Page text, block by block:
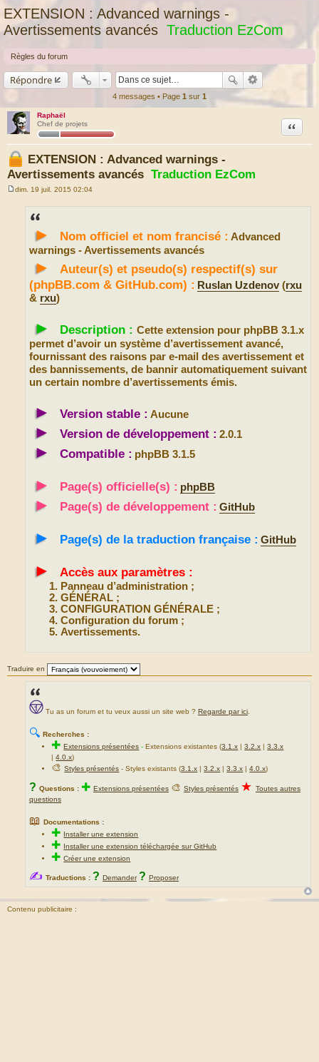
EXTENSION : Advanced warnings -
Avertissements avancés Traduction EzCom
Règles du forum
Répondre
4 messages • Page 1 sur 1
Raphaël
Chef de projets
EXTENSION : Advanced warnings -
Avertissements avancés Traduction EzCom
Citation
dim. 19 juil. 2015 02:04
► Nom officiel et nom francisé : Advanced
warnings - Avertissements avancés
►
Auteur(s) et pseudo(s) respectif(s) sur
(phpBB.com & GitHub.com) : Ruslan Uzdenov (rxu
& rxu)
► Description : Cette extension pour phpBB 3.1.x
permet d’avoir un système d’avertissement avancé,
fournissant des raisons par e-mail des avertissement et
des bannissements, de bannir automatiquement suivant
un certain nombre d’avertissements émis.
► Version stable : Aucune
► Version de développement : 2.0.1
► Compatible : phpBB 3.1.5
► Page(s) officielle(s) : phpBB
► Page(s) de développement : GitHub
► Page(s) de la traduction française : GitHub
► Accès aux paramètres :
Panneau d’administration ;
GÉNÉRAL ;
CONFIGURATION GÉNÉRALE ;
Configuration du forum ;
Avertissements.
Traduire en
Tu as un forum et tu veux aussi un site web ? Regarde par ici.
🔍 Recherches :
✚Extensions présentées - Extensions existantes (3.1.x |3.2.x |3.3.x
|4.0.x)
🎨Styles présentés - Styles existants (3.1.x |3.2.x |3.3.x |4.0.x)
? Questions : ✚ Extensions présentées 🎨 Styles présentés ★ Toutes autres
questions
📖 Documentations :
✚ Installer une extension
✚ Installer une extension téléchargée sur GitHub
✚Créer une extension
✍ Traductions : ? Demander ? Proposer
Contenu publicitaire :